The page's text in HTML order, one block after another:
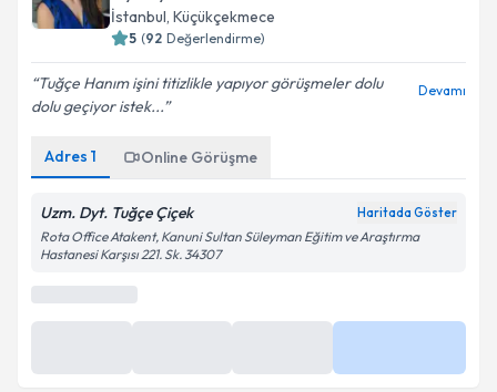
İstanbul, Küçükçekmece
5 (92 Değerlendirme)
Tuğçe Hanım işini titizlikle yapıyor görüşmeler dolu
dolu geçiyor istek...
Devamı
Adres 1 Online Görüşme
Uzm. Dyt. Tuğçe Çiçek Haritada Göster
Rota Office Atakent, Kanuni Sultan Süleyman Eğitim ve Araştırma
Hastanesi Karşısı 221. Sk. 34307
Randevu Takvimi Talebi